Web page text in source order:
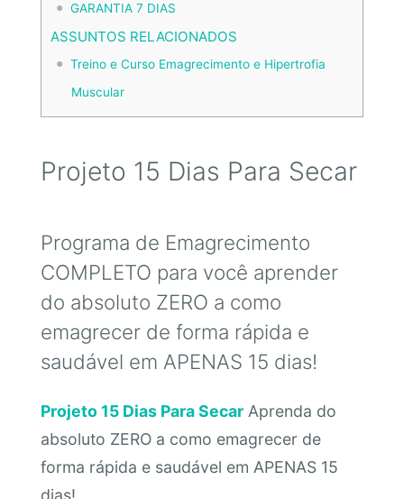
GARANTIA 7 DIAS
ASSUNTOS RELACIONADOS
Treino e Curso Emagrecimento e Hipertrofia
Muscular
Projeto 15 Dias Para Secar
Programa de Emagrecimento
COMPLETO para você aprender
do absoluto ZERO a como
emagrecer de forma rápida e
saudável em APENAS 15 dias!
Projeto 15 Dias Para SecarAprenda do
absoluto ZERO a como emagrecer de
forma rápida e saudável em APENAS 15
dias!